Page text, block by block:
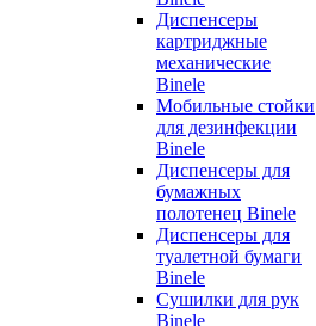
Диспенсеры
картриджные
механические
Binele
Мобильные стойки
для дезинфекции
Binele
Диспенсеры для
бумажных
полотенец Binele
Диспенсеры для
туалетной бумаги
Binele
Сушилки для рук
Binele